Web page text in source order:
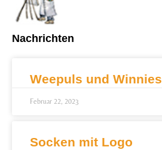
Nachrichten
Weepuls und Winnies
Februar 22, 2023
Socken mit Logo